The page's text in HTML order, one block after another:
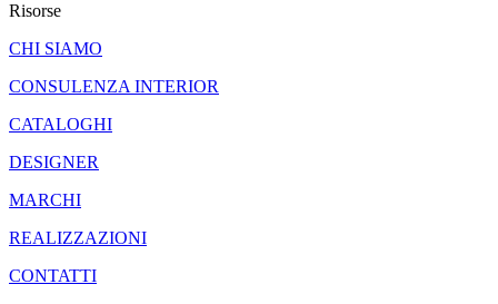
Risorse
CHI SIAMO
CONSULENZA INTERIOR
CATALOGHI
DESIGNER
MARCHI
REALIZZAZIONI
CONTATTI